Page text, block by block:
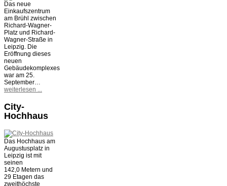
Das neue
Einkaufszentrum
am Brühl zwischen
Richard-Wagner-
Platz und Richard-
Wagner-Straße in
Leipzig. Die
Eröffnung dieses
neuen
Gebäudekomplexes
war am 25.
September…
weiterlesen ...
City-
Hochhaus
Das Hochhaus am
Augustusplatz in
Leipzig ist mit
seinen
142,0 Metern und
29 Etagen das
zweithöchste